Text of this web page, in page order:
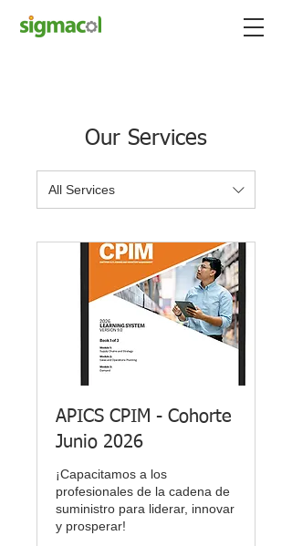
Our Services
All Services
APICS CPIM - Cohorte
Junio 2026
¡Capacitamos a los
profesionales de la cadena de
suministro para liderar, innovar
y prosperar!